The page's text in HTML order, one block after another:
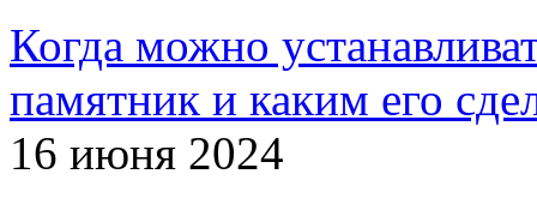
Когда можно
памятник и каким его
16 июня 2024